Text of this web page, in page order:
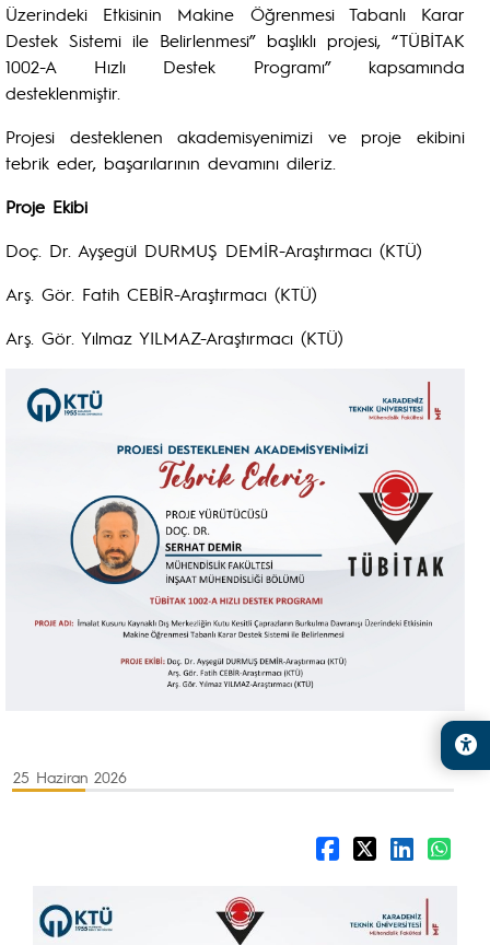
Üzerindeki Etkisinin Makine Öğrenmesi Tabanlı Karar
Destek Sistemi ile Belirlenmesi” başlıklı projesi, “TÜBİTAK
1002-A Hızlı Destek Programı” kapsamında
desteklenmiştir.
Projesi desteklenen akademisyenimizi ve proje ekibini
tebrik eder, başarılarının devamını dileriz.
Proje Ekibi
Doç. Dr. Ayşegül DURMUŞ DEMİR-Araştırmacı (KTÜ)
Arş. Gör. Fatih CEBİR-Araştırmacı (KTÜ)
Arş. Gör. Yılmaz YILMAZ-Araştırmacı (KTÜ)
25 Haziran 2026